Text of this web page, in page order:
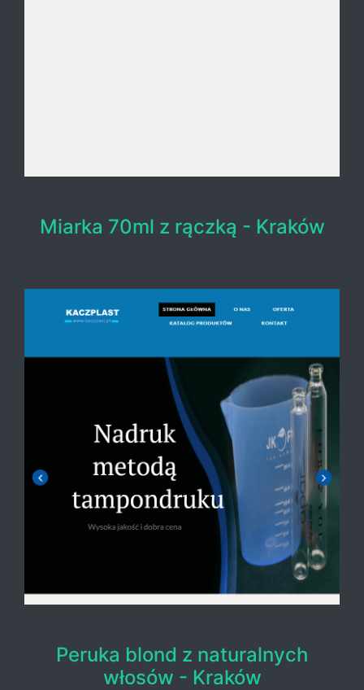
Miarka 70ml z rączką - Kraków
Peruka blond z naturalnych
włosów - Kraków